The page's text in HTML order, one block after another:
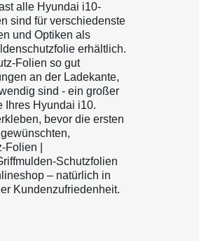
alle Hyundai i10-
sind für verschiedenste
und Optiken als
erhältlich.
Folien so gut
an der Ladekante,
sind - ein großer
Ihres Hyundai i10.
bevor die ersten
|
Schutzfolien
– natürlich in
Kundenzufriedenheit.